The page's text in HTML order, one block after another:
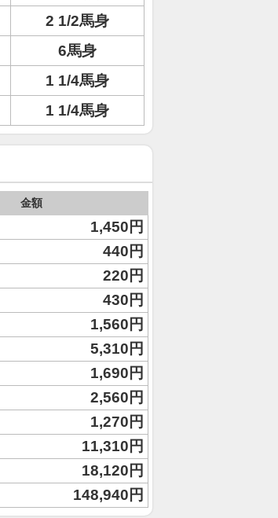
2 1/2馬身
6馬身
1 1/4馬身
1 1/4馬身
金額
1,450円
440円
220円
430円
1,560円
5,310円
1,690円
2,560円
1,270円
11,310円
18,120円
148,940円